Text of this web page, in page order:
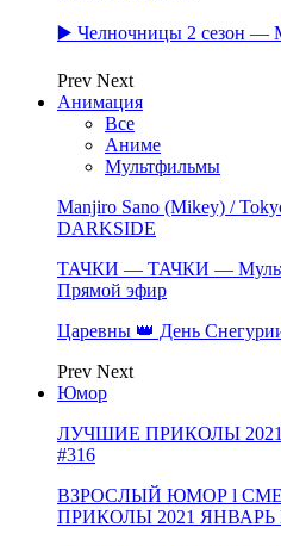
▶️ Челночницы 2 сезон —
Prev Next
Анимация
Все
Аниме
Мультфильмы
Manjiro Sano (Mikey) /
DARKSIDE
ТАЧКИ — ТАЧКИ —
Прямой эфир
Царевны 👑 День
Prev Next
Юмор
ЛУЧШИЕ ПРИКОЛЫ
#316
ВЗРОСЛЫЙ ЮМОР l
ПРИКОЛЫ 2021 ЯНВАРЬ l